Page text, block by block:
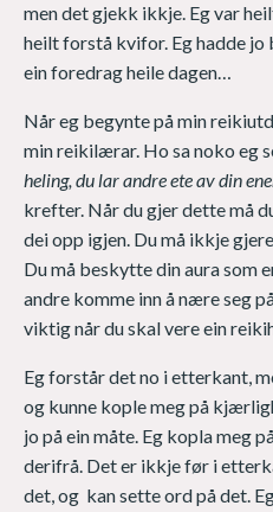
men det gjekk ikkje. Eg var
heilt forstå kvifor. Eg hadde jo
ein foredrag heile dagen…
Når eg begynte på min
min reikilærar. Ho sa noko eg
heling, du lar andre ete av din
krefter. Når du gjer dette må
dei opp igjen. Du må ikkje
Du må beskytte din aura som
andre komme inn å nære seg
viktig når du skal vere ein
Eg forstår det no i etterkant,
og kunne kople meg på
jo på ein måte. Eg kopla meg
derifrå. Det er ikkje før i
det, og kan sette ord på det.